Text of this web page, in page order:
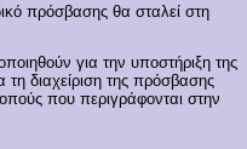
πρόσβασης θα σταλεί στη
για την υποστήριξη της
τη διαχείριση της πρόσβασης
που περιγράφονται στην